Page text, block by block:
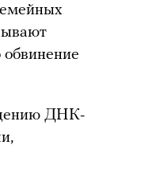
ДНК-